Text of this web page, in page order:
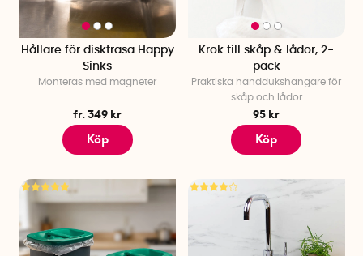
Hållare för disktrasa Happy
Sinks
Monteras med magneter
fr. 349 kr
Köp
Krok till skåp & lådor, 2-
pack
Praktiska handdukshängare för
skåp och lådor
95 kr
Köp